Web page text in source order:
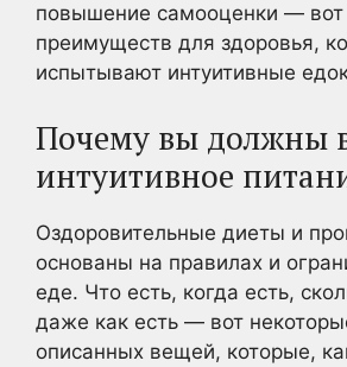
повышение самооценки — вот
преимуществ для здоровья,
испытывают интуитивные
Почему вы должны
интуитивное
Оздоровительные диеты и
основаны на правилах и
еде. Что есть, когда есть,
даже как есть — вот
описанных вещей, которые,